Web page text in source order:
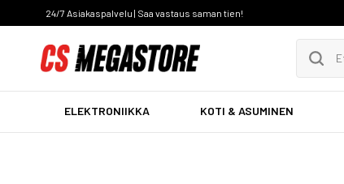
24/7 Asiakaspalvelu | Saa vastaus saman tien!
ELEKTRONIIKKA KOTI & ASUMINEN